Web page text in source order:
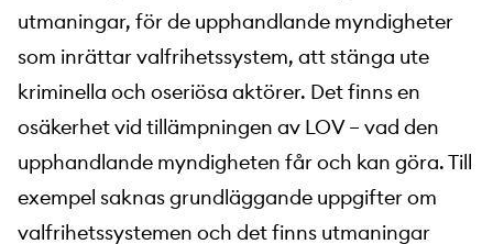
utmaningar, för de upphandlande myndigheter
som inrättar valfrihetssystem, att stänga ute
kriminella och oseriösa aktörer. Det finns en
osäkerhet vid tillämpningen av LOV – vad den
upphandlande myndigheten får och kan göra. Till
exempel saknas grundläggande uppgifter om
valfrihetssystemen och det finns utmaningar